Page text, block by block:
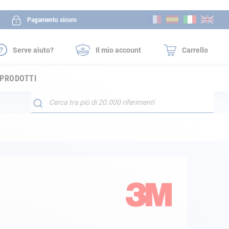
Pagamento sicuro
al
Serve aiuto?
Il mio account Carrello
Search